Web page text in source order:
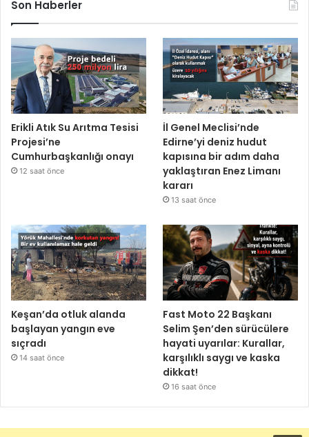
Son Haberler
Erikli Atık Su Arıtma Tesisi
Projesi’ne
Cumhurbaşkanlığı onayı
12 saat önce
İl Genel Meclisi’nde
Edirne’yi deniz hudut
kapısına bir adım daha
yaklaştıran Enez Limanı
kararı
13 saat önce
Keşan’da otluk alanda
başlayan yangın eve
sıçradı
14 saat önce
Fast Moto 22 Başkanı
Selim Şen’den sürücülere
hayati uyarılar: Kurallar,
karşılıklı saygı ve kaska
dikkat!
16 saat önce